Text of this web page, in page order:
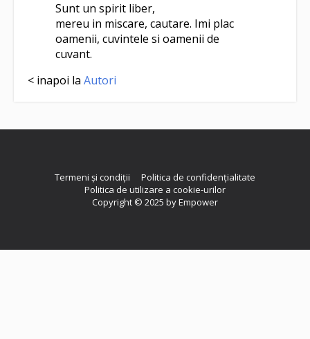
Sunt un spirit liber,
mereu in miscare, cautare. Imi plac
oamenii, cuvintele si oamenii de
cuvant.
< inapoi la Autori
Termeni și condiții
Politica de confidențialitate
Politica de utilizare a cookie-urilor
Copyright © 2025 by Empower